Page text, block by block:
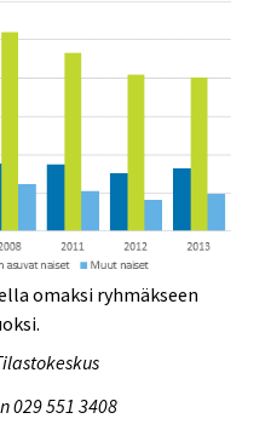
omaksi ryhmäkseen
029 551 3408